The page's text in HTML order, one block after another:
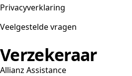
Privacyverklaring
Veelgestelde vragen
Verzekeraar
Allianz Assistance